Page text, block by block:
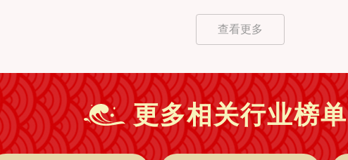
查看更多
更多相关行业榜单